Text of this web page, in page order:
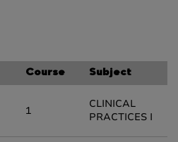
Course Subject
1
CLINICAL
PRACTICES I